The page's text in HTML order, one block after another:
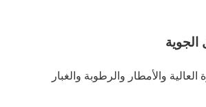
والأمطار والرطوبة والغبار